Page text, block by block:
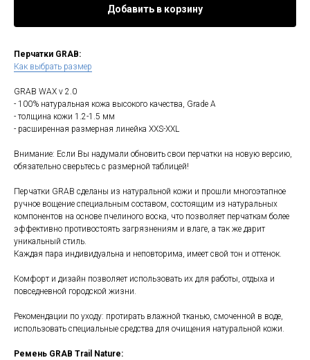
Добавить в корзину
Перчатки GRAB:
Как выбрать размер
GRAB WAX v 2.0
- 100% натуральная кожа высокого качества, Grade A
- толщина кожи 1.2-1.5 мм
- расширенная размерная линейка XXS-XXL
Внимание: Если Вы надумали обновить свои перчатки на новую версию,
обязательно сверьтесь с размерной таблицей!
Перчатки GRAB сделаны из натуральной кожи и прошли многоэтапное
ручное вощение специальным составом, состоящим из натуральных
компонентов на основе пчелиного воска, что позволяет перчаткам более
эффективно противостоять загрязнениям и влаге, а так же дарит
уникальный стиль.
Каждая пара индивидуальна и неповторима, имеет свой тон и оттенок.
Комфорт и дизайн позволяет использовать их для работы, отдыха и
повседневной городской жизни.
Рекомендации по уходу: протирать влажной тканью, смоченной в воде,
использовать специальные средства для очищения натуральной кожи.
Ремень GRAB Trail Nature: